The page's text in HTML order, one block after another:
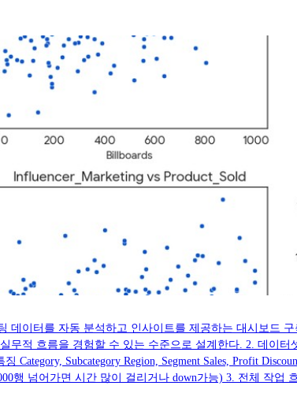
데이터를 자동 분석하고 인사이트를 제공하는 대시보
적 흐름을 경험할 수 있는 수준으로 설계한다. 2. 데이터셋
Subcategory Region, Segment Sales, Profit
행 넘어가면 시간 많이 걸리거나 down가능) 3. 전체 작업